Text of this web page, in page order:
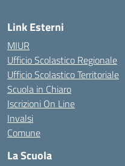
Link Esterni
MIUR
Ufficio Scolastico Regionale
Ufficio Scolastico Territoriale
Scuola in Chiaro
Iscrizioni On Line
Invalsi
Comune
La Scuola